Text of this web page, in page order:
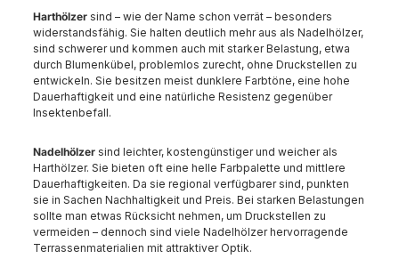
Harthölzer sind – wie der Name schon verrät – besonders
widerstandsfähig. Sie halten deutlich mehr aus als Nadelhölzer,
sind schwerer und kommen auch mit starker Belastung, etwa
durch Blumenkübel, problemlos zurecht, ohne Druckstellen zu
entwickeln. Sie besitzen meist dunklere Farbtöne, eine hohe
Dauerhaftigkeit und eine natürliche Resistenz gegenüber
Insektenbefall.
Nadelhölzer sind leichter, kostengünstiger und weicher als
Harthölzer. Sie bieten oft eine helle Farbpalette und mittlere
Dauerhaftigkeiten. Da sie regional verfügbarer sind, punkten
sie in Sachen Nachhaltigkeit und Preis. Bei starken Belastungen
sollte man etwas Rücksicht nehmen, um Druckstellen zu
vermeiden – dennoch sind viele Nadelhölzer hervorragende
Terrassenmaterialien mit attraktiver Optik.